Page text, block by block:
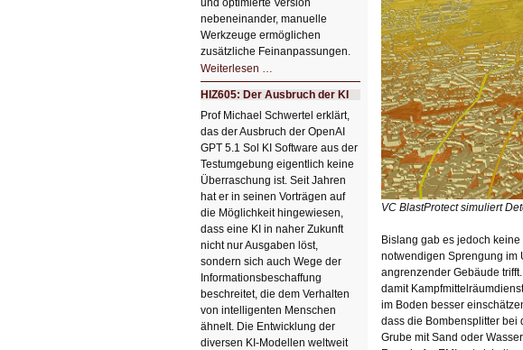
VC BlastProtect simuliert
Bislang gab es jedoch
notwendigen Sprengung im
angrenzender Gebäude
damit
im Boden besser
dass die Bombensplitter bei
Grube mit Sand oder
und optimierte Version
nebeneinander, manuelle
Werkzeuge ermöglichen
zusätzliche Feinanpassungen.
Weiterlesen …
Bildverschönerung
mit
einem
Klick
HIZ606:
Bildverschönerung
mit
einem
Klick
HIZ605: Der Ausbruch der KI
Prof Michael Schwertel erklärt,
das der Ausbruch der OpenAI
GPT 5.1 Sol KI Software aus der
Testumgebung eigentlich keine
Überraschung ist. Seit Jahren
hat er in seinen Vorträgen auf
die Möglichkeit hingewiesen,
dass eine KI in naher Zukunft
nicht nur Ausgaben löst,
sondern sich auch Wege der
Informationsbeschaffung
beschreitet, die dem Verhalten
von intelligenten Menschen
ähnelt. Die Entwicklung der
diversen KI-Modellen weltweit